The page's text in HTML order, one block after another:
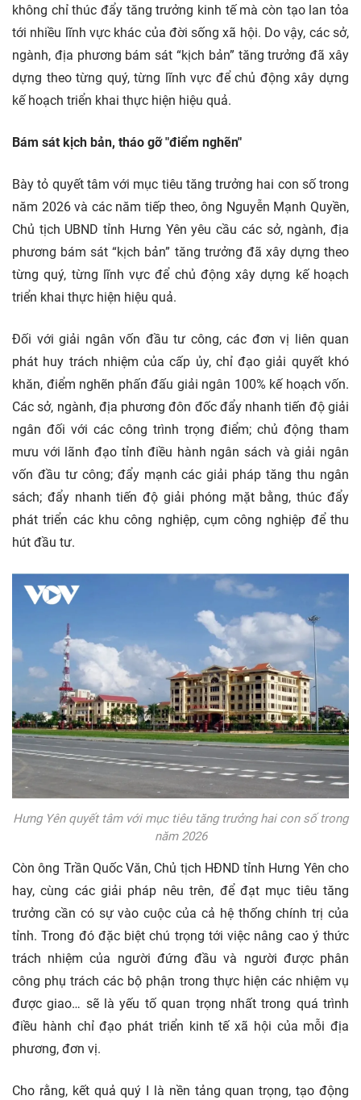
không chỉ thúc đẩy tăng trưởng kinh tế mà còn tạo lan tỏa
tới nhiều lĩnh vực khác của đời sống xã hội. Do vậy, các sở,
ngành, địa phương bám sát “kịch bản” tăng trưởng đã xây
dựng theo từng quý, từng lĩnh vực để chủ động xây dựng
kế hoạch triển khai thực hiện hiệu quả.
Bám sát kịch bản, tháo gỡ "điểm nghẽn"
Bày tỏ quyết tâm với mục tiêu tăng trưởng hai con số trong
năm 2026 và các năm tiếp theo, ông Nguyễn Mạnh Quyền,
Chủ tịch UBND tỉnh Hưng Yên yêu cầu các sở, ngành, địa
phương bám sát “kịch bản” tăng trưởng đã xây dựng theo
từng quý, từng lĩnh vực để chủ động xây dựng kế hoạch
triển khai thực hiện hiệu quả.
Đối với giải ngân vốn đầu tư công, các đơn vị liên quan
phát huy trách nhiệm của cấp ủy, chỉ đạo giải quyết khó
khăn, điểm nghẽn phấn đấu giải ngân 100% kế hoạch vốn.
Các sở, ngành, địa phương đôn đốc đẩy nhanh tiến độ giải
ngân đối với các công trình trọng điểm; chủ động tham
mưu với lãnh đạo tỉnh điều hành ngân sách và giải ngân
vốn đầu tư công; đẩy mạnh các giải pháp tăng thu ngân
sách; đẩy nhanh tiến độ giải phóng mặt bằng, thúc đẩy
phát triển các khu công nghiệp, cụm công nghiệp để thu
hút đầu tư.
Hưng Yên quyết tâm với mục tiêu tăng trưởng hai con số trong
năm 2026
Còn ông Trần Quốc Văn, Chủ tịch HĐND tỉnh Hưng Yên cho
hay, cùng các giải pháp nêu trên, để đạt mục tiêu tăng
trưởng cần có sự vào cuộc của cả hệ thống chính trị của
tỉnh. Trong đó đặc biệt chú trọng tới việc nâng cao ý thức
trách nhiệm của người đứng đầu và người được phân
công phụ trách các bộ phận trong thực hiện các nhiệm vụ
được giao… sẽ là yếu tố quan trọng nhất trong quá trình
điều hành chỉ đạo phát triển kinh tế xã hội của mỗi địa
phương, đơn vị.
Cho rằng, kết quả quý I là nền tảng quan trọng, tạo động